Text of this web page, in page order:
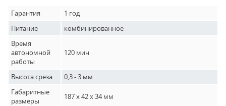
Гарантия
1 год
Питание
комбинированное
Время
автономной
работы
120 мин
Высота среза
0,3 - 3 мм
Габаритные
размеры
187 х 42 х 34 мм